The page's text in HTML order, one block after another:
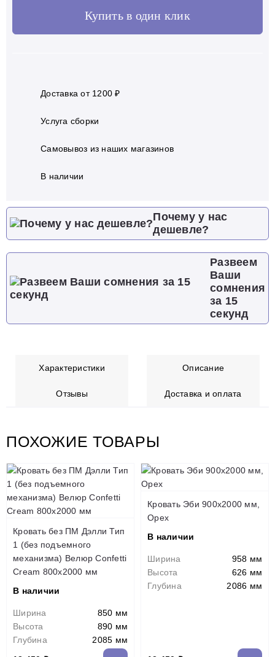
Купить в один клик
Доставка от 1200 ₽
Услуга сборки
Самовывоз из наших магазинов
В наличии
Почему у нас
дешевле?
Развеем
Ваши
сомнения
за 15
секунд
Характеристики Описание
Отзывы Доставка и оплата
ПОХОЖИЕ ТОВАРЫ
Кровать без ПМ Дэлли Тип
1 (без подъемного
механизма) Велюр Confetti
Cream 800х2000 мм
В наличии
Ширина
850 мм
Высота
890 мм
Глубина
2085 мм
Кровать Эби 900х2000 мм,
Орех
В наличии
Ширина
958 мм
Высота
626 мм
Глубина
2086 мм